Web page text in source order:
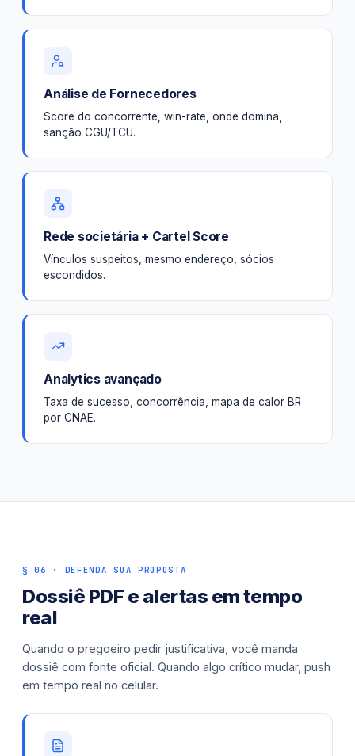
Análise de Fornecedores
Score do concorrente, win-rate, onde domina,
sanção CGU/TCU.
Rede societária + Cartel Score
Vínculos suspeitos, mesmo endereço, sócios
escondidos.
Analytics avançado
Taxa de sucesso, concorrência, mapa de calor BR
por CNAE.
§ 06 · DEFENDA SUA PROPOSTA
Dossiê PDF e alertas em tempo
real
Quando o pregoeiro pedir justificativa, você manda
dossiê com fonte oficial. Quando algo crítico mudar, push
em tempo real no celular.